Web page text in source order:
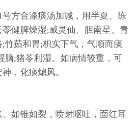
方合涤痰汤加减，用半夏、陈
健脾燥湿;威灵仙、胆南星、青
竹茹和胃;枳实下气，气顺而痰
脑;猪苓利湿。如病情较重，可
，化痰熄风。
如锥如裂，喷射呕吐，面红耳